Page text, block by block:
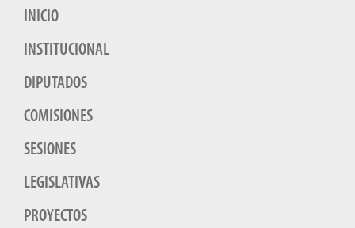
INICIO
INSTITUCIONAL
DIPUTADOS
COMISIONES
SESIONES
LEGISLATIVAS
PROYECTOS